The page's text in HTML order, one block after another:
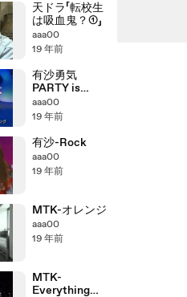
天ドラ「転校生
は吸血鬼？①」
aaa00
19 年前
有沙勇気
PARTY is
OPEN
aaa00
19 年前
有沙-Rock
aaa00
19 年前
MTK-オレンジ
aaa00
19 年前
MTK-
Everything